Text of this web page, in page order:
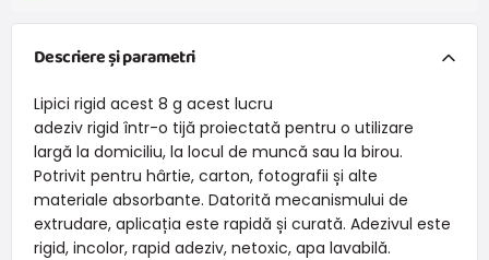
Descriere și parametri
Lipici rigid acest 8 g acest lucru
adeziv rigid într-o tijă proiectată pentru o utilizare
largă la domiciliu, la locul de muncă sau la birou.
Potrivit pentru hârtie, carton, fotografii și alte
materiale absorbante. Datorită mecanismului de
extrudare, aplicația este rapidă și curată. Adezivul este
rigid, incolor, rapid adeziv, netoxic, apa lavabilă.